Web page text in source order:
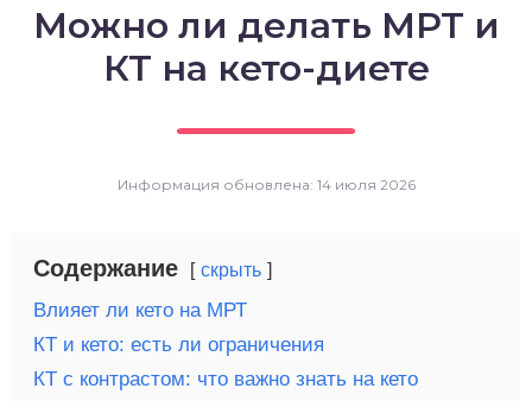
Можно ли делать МРТ и
КТ на кето-диете
Информация обновлена: 14 июля 2026
Содержание скрыть
Влияет ли кето на МРТ
КТ и кето: есть ли ограничения
КТ с контрастом: что важно знать на кето
выпечка